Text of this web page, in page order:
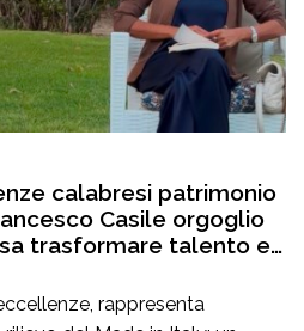
calabresi patrimonio
Casile orgoglio
trasformare talento e
rappresenta